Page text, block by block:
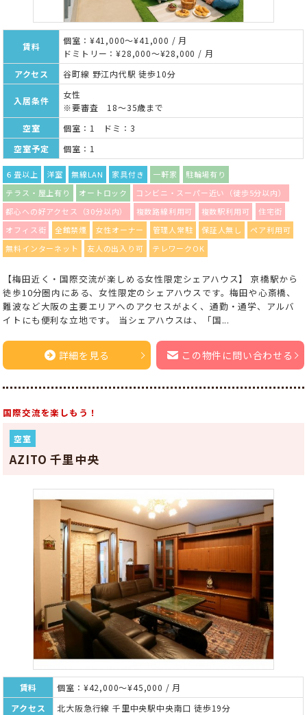
賃料
個室：¥41,000～¥41,000 / 月
ドミトリー：¥28,000～¥28,000 / 月
アクセス
谷町線 野江内代駅 徒歩10分
入居条件
女性
※要審査 18～35歳まで
空室
個室：1 ドミ：3
空室予定
個室：1
６畳以上 洋室 無線LAN 家具付き 一軒家
駐輪場有り
テラス・屋上有り
オートロック
コンビニ・スーパー近い（徒歩5分以内）
都心への好アクセス（30分以内）
複数路線利用可 複数駅利用可
住宅街
オフィス街
全館禁煙 女性オーナー 管理人常駐 保証人無し
ペア利用可
無料インターネット
友人の出入り可 テレワークOK
【梅田近く・国際交流が楽しめる女性限定シェアハウス】 京橋駅から
徒歩10分圏内にある、女性限定のシェアハウスです。梅田や心斎橋、
難波など大阪の主要エリアへのアクセスがよく、通勤・通学、アルバ
イトにも便利な立地です。 当シェアハウスは、「国...
詳細を見る この物件に問い合わせる
国際交流を楽しもう！
空室
AZITO 千里中央
賃料
個室：¥42,000～¥45,000 / 月
アクセス
北大阪急行線 千里中央駅中央南口 徒歩19分